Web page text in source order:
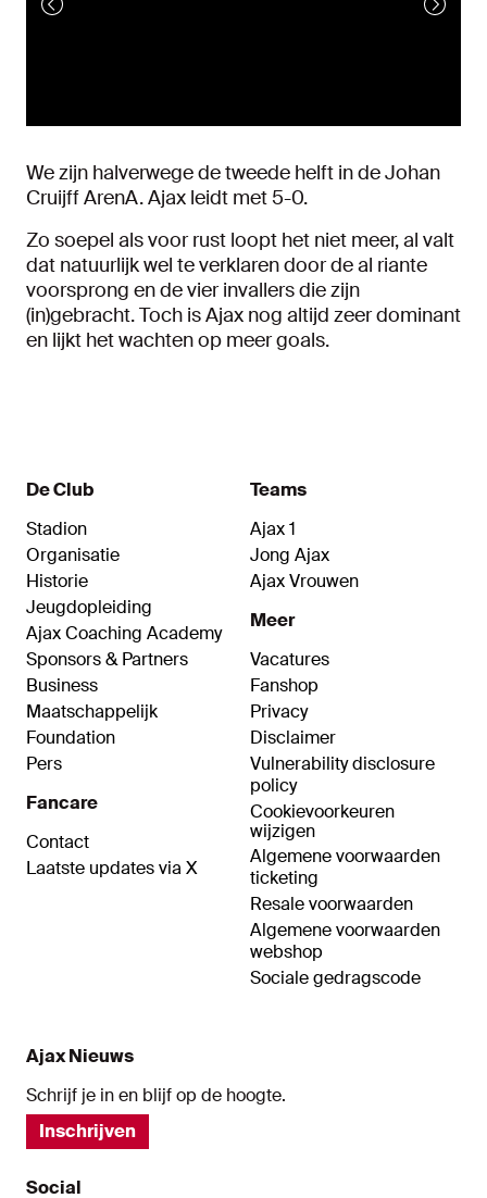
We zijn halverwege de tweede helft in de Johan
Cruijff ArenA. Ajax leidt met 5-0.
Zo soepel als voor rust loopt het niet meer, al valt
dat natuurlijk wel te verklaren door de al riante
voorsprong en de vier invallers die zijn
(in)gebracht. Toch is Ajax nog altijd zeer dominant
en lijkt het wachten op meer goals.
De Club
Stadion
Organisatie
Historie
Jeugdopleiding
Ajax Coaching Academy
Sponsors & Partners
Business
Maatschappelijk
Foundation
Pers
Fancare
Contact
Laatste updates via X
Teams
Ajax 1
Jong Ajax
Ajax Vrouwen
Meer
Vacatures
Fanshop
Privacy
Disclaimer
Vulnerability disclosure
policy
Cookievoorkeuren
wijzigen
Algemene voorwaarden
ticketing
Resale voorwaarden
Algemene voorwaarden
webshop
Sociale gedragscode
Ajax Nieuws
Schrijf je in en blijf op de hoogte.
Inschrijven
Social